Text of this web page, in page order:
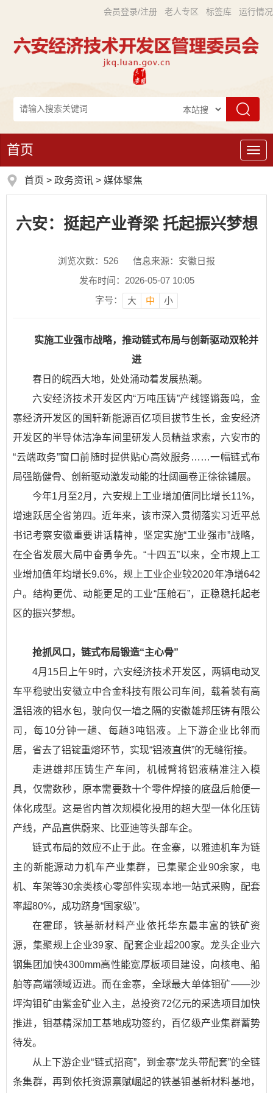
会员登录/注册 老人专区 标签库 运行情况
导
航
首页
首页 > 政务资讯 > 媒体聚焦
六安：挺起产业脊梁 托起振兴梦想
浏览次数： 526
信息来源：安徽日报
发布时间：2026-05-07 10:05
字号：
大 中 小
实施工业强市战略，推动链式布局与创新驱动双轮并
进
春日的皖西大地，处处涌动着发展热潮。
六安经济技术开发区内“万吨压铸”产线铿锵轰鸣，金
寨经济开发区的国轩新能源百亿项目拔节生长，金安经济
开发区的半导体洁净车间里研发人员精益求索，六安市的
“云端政务”窗口前随时提供贴心高效服务……一幅链式布
局强筋健骨、创新驱动激发动能的壮阔画卷正徐徐铺展。
今年1月至2月，六安规上工业增加值同比增长11%，
增速跃居全省第四。近年来，该市深入贯彻落实习近平总
书记考察安徽重要讲话精神，坚定实施“工业强市”战略，
在全省发展大局中奋勇争先。“十四五”以来，全市规上工
业增加值年均增长9.6%，规上工业企业较2020年净增642
户。结构更优、动能更足的工业“压舱石”，正稳稳托起老
区的振兴梦想。
抢抓风口，链式布局锻造“主心骨”
4月15日上午9时，六安经济技术开发区，两辆电动叉
车平稳驶出安徽立中合金科技有限公司车间，载着装有高
温铝液的铝水包，驶向仅一墙之隔的安徽雄邦压铸有限公
司，每10分钟一趟、每趟3吨铝液。上下游企业比邻而
居，省去了铝锭重熔环节，实现“铝液直供”的无缝衔接。
走进雄邦压铸生产车间，机械臂将铝液精准注入模
具，仅需数秒，原本需要数十个零件焊接的底盘后舱便一
体化成型。这是省内首次规模化投用的超大型一体化压铸
产线，产品直供蔚来、比亚迪等头部车企。
链式布局的效应不止于此。在金寨，以雅迪机车为链
主的新能源动力机车产业集群，已集聚企业90余家，电
机、车架等30余类核心零部件实现本地一站式采购，配套
率超80%，成功跻身“国家级”。
在霍邱，铁基新材料产业依托华东最丰富的铁矿资
源，集聚规上企业39家、配套企业超200家。龙头企业六
钢集团加快4300mm高性能宽厚板项目建设，向核电、船
舶等高端领域迈进。而在金寨，全球最大单体钼矿——沙
坪沟钼矿由紫金矿业入主，总投资72亿元的采选项目加快
推进，钼基精深加工基地成功签约，百亿级产业集群蓄势
待发。
从上下游企业“链式招商”，到金寨“龙头带配套”的全链
条集群，再到依托资源禀赋崛起的铁基钼基新材料基地，